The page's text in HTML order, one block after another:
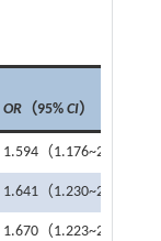
OR（95% CI）
1.594（1.176~2.160）
1.641（1.230~2.189）
1.670（1.223~2.281）